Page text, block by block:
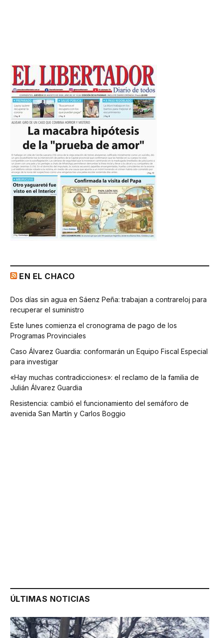
EN EL CHACO
Dos días sin agua en Sáenz Peña: trabajan a contrareloj para
recuperar el suministro
Este lunes comienza el cronograma de pago de los
Programas Provinciales
Caso Álvarez Guardia: conformarán un Equipo Fiscal Especial
para investigar
«Hay muchas contradicciones»: el reclamo de la familia de
Julián Álvarez Guardia
Resistencia: cambió el funcionamiento del semáforo de
avenida San Martín y Carlos Boggio
ÚLTIMAS NOTICIAS